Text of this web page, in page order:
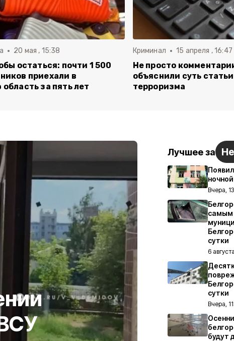
20 мая , 15:38
остаться: почти 1 500
приехали в
за пять лет
Криминал 15 апреля , 16:47
Не просто
объяснили суть
терроризма
Лучшее за
Вчера,
самым
сутки
6
сутки
Вчера,
будут